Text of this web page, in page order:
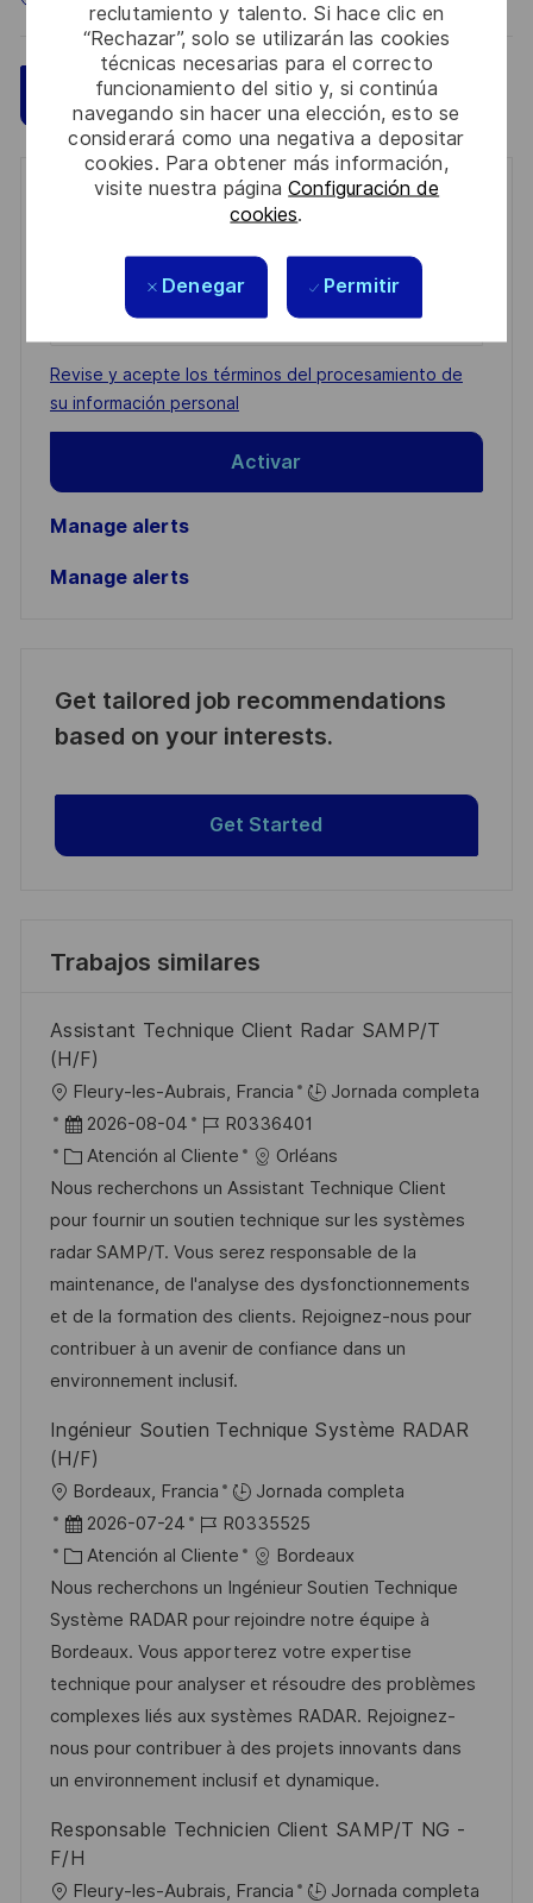
reclutamiento y talento. Si hace clic en
“Rechazar”, solo se utilizarán las cookies
técnicas necesarias para el correcto
funcionamiento del sitio y, si continúa
navegando sin hacer una elección, esto se
considerará como una negativa a depositar
cookies. Para obtener más información,
visite nuestra páginaConfiguración de
cookies.
Denegar Permitir
Aplicar ahora Guardar
Get notified for similar jobs
address
(Required)
Required
Revise y acepte los términos del procesamiento de
su información personal
Activar
Manage alerts
Manage alerts
Get tailored job recommendations
based on your interests.
Get Started
Trabajos similares
Assistant Technique Client Radar SAMP/T
(H/F)
U
b
c
a
c
i
ó
n
Fleury-les-Aubrais, Francia
Jornada completa
F
e
c
h
a
d
e
p
u
l
a
ó
2026-08-04
I
D
d
e
e
m
p
l
e
R0336401
C
a
t
e
g
o
r
í
Atención al Cliente
Orléans
Nous recherchons un Assistant Technique Client
pour fournir un soutien technique sur les systèmes
radar SAMP/T. Vous serez responsable de la
maintenance, de l'analyse des dysfonctionnements
et de la formation des clients. Rejoignez-nous pour
contribuer à un avenir de confiance dans un
environnement inclusif.
Ingénieur Soutien Technique Système RADAR
(H/F)
U
b
c
a
c
i
ó
n
Bordeaux, Francia
Jornada completa
F
e
c
h
a
d
e
p
u
l
2026-07-24
I
D
d
e
e
m
p
l
e
R0335525
C
a
t
e
g
o
r
í
Atención al Cliente
Bordeaux
Nous recherchons un Ingénieur Soutien Technique
Système RADAR pour rejoindre notre équipe à
Bordeaux. Vous apporterez votre expertise
technique pour analyser et résoudre des problèmes
complexes liés aux systèmes RADAR. Rejoignez-
nous pour contribuer à des projets innovants dans
un environnement inclusif et dynamique.
Responsable Technicien Client SAMP/T NG -
F/H
U Fleury-les-Aubrais, Francia
Jornada completa